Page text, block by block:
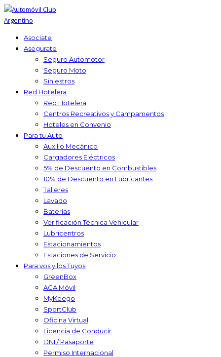
Asociate
Asegurate
Seguro Automotor
Seguro Moto
Siniestros
Red Hotelera
Red Hotelera
Centros Recreativos y Campamentos
Hoteles en Convenio
Para tu Auto
Auxilio Mecánico
Cargadores Eléctricos
5% de Descuento en Combustibles
10% de Descuento en Lubricantes
Talleres
Lavado
Baterías
Verificación Técnica Vehicular
Lubricentros
Estacionamientos
Estaciones de Servicio
Para vos y los Tuyos
GreenBox
ACA Móvil
MyKeego
SportClub
Oficina Virtual
Licencia de Conducir
DNI / Pasaporte
Permiso Internacional